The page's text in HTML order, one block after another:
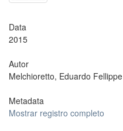
Data
2015
Autor
Melchioretto, Eduardo Fellippe
Metadata
Mostrar registro completo